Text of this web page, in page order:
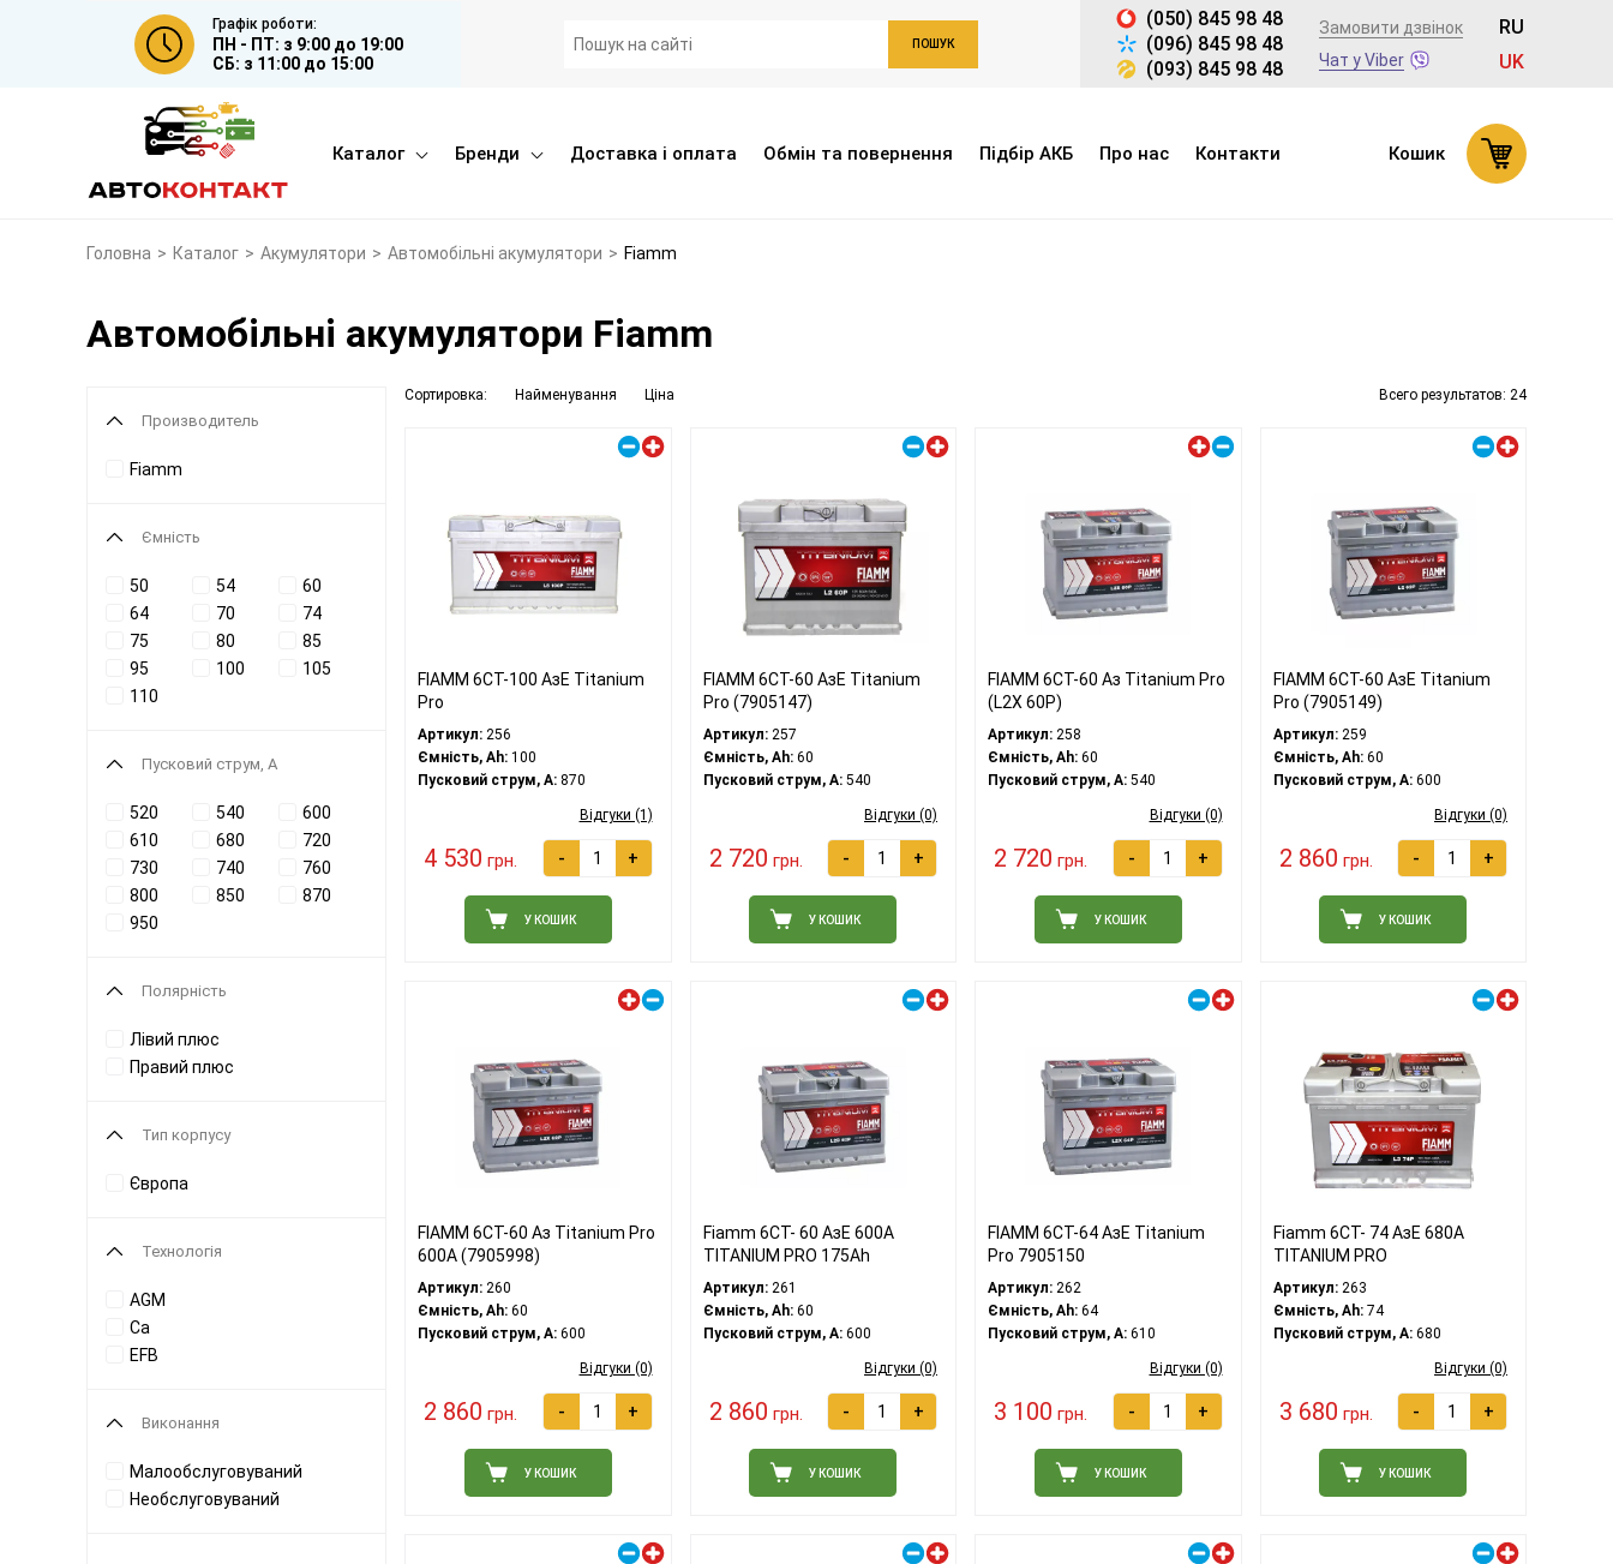
Графік роботи:
ПН - ПТ: з 9:00 до 19:00
СБ: з 11:00 до 15:00
ПОШУК
(050) 845 98 48
(096) 845 98 48
(093) 845 98 48
Замовити дзвінок
Чат у Viber
RU
UK
Каталог Бренди Доставка і оплата Обмін та повернення Підбір АКБ Про нас Контакти Кошик
Головна > Каталог > Акумулятори > Автомобільні акумулятори > Fiamm
Автомобільні акумулятори Fiamm
Производитель
Fiamm
Ємність
50 54
60
64
70
74
75
80
85
95
100
105
110
Пусковий струм, А
520 540
600
610
680
720
730
740
760
800
850
870
950
Полярність
Лівий плюс
Правий плюс
Тип корпусу
Європа
Технологія
AGM
Ca
EFB
Виконання
Малообслуговуваний
Необслуговуваний
Сортировка: Найменування Ціна Всего результатов: 24
FIAMM 6СТ-100 АзЕ Titanium
Pro
Артикул: 256
Ємність, Ah: 100
Пусковий струм, A: 870
Відгуки (1)
4 530 грн. - +
У КОШИК
FIAMM 6СТ-60 АзЕ Titanium
Pro (7905147)
Артикул:257
Ємність, Ah:60
Пусковий струм, A:540
Відгуки (0)
2 720 грн. - +
У КОШИК
FIAMM 6СТ-60 Аз Titanium Pro
(L2X 60P)
Артикул: 258
Ємність, Ah: 60
Пусковий струм, A: 540
Відгуки (0)
2 720 грн. - +
У КОШИК
FIAMM 6СТ-60 АзЕ Titanium
Pro (7905149)
Артикул:259
Ємність, Ah:60
Пусковий струм, A:600
Відгуки (0)
2 860 грн. - +
У КОШИК
FIAMM 6СТ-60 Аз Titanium Pro
600А (7905998)
Артикул: 260
Ємність, Ah: 60
Пусковий струм, A: 600
Відгуки (0)
2 860 грн. - +
У КОШИК
Fiamm 6СТ- 60 АзЕ 600А
TITANIUM PRO 175Ah
Артикул:261
Ємність, Ah:60
Пусковий струм, A:600
Відгуки (0)
2 860 грн. - +
У КОШИК
FIAMM 6СТ-64 АзЕ Titanium
Pro 7905150
Артикул: 262
Ємність, Ah: 64
Пусковий струм, A: 610
Відгуки (0)
3 100 грн. - +
У КОШИК
Fiamm 6СТ- 74 АзЕ 680А
TITANIUM PRO
Артикул:263
Ємність, Ah:74
Пусковий струм, A:680
Відгуки (0)
3 680 грн. - +
У КОШИК